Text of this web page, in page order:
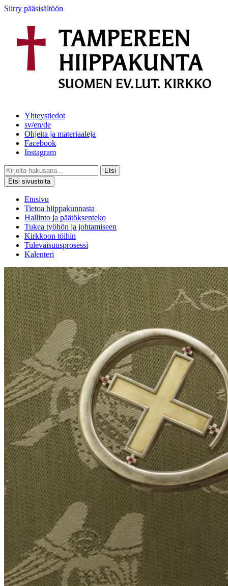
Siirry pääsisältöön
Yhteystiedot
sv/en/de
Ohjeita ja materiaaleja
Facebook
Instagram
Etsi
Etsi sivustolta
Etusivu
Tietoa hiippakunnasta
Hallinto ja päätöksenteko
Tukea työhön ja johtamiseen
Kirkkoon töihin
Tulevaisuusprosessi
Kalenteri